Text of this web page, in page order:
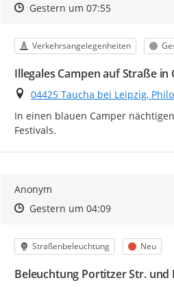
Zeitpunkt des Erstellens
Zeitpunkt des Erstellens
Gestern um 07:55Zur Äußerung
Kategorie
Verkehrsangelegenheiten
Illegales Campen auf Straße in
Ort
04425 Taucha bei Leipzig,
In einen blauen Camper
Festivals.
Anonym
Zeitpunkt des Erstellens
Zeitpunkt des Erstellens
Gestern um 04:09Zur Äußerung
Kategorie
Straßenbeleuchtung Status
Neu
Beleuchtung Portitzer Str.